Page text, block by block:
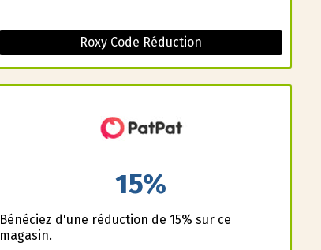
Roxy Code Réduction
15%
Bénéficiez d'une réduction de 15% sur ce
magasin.